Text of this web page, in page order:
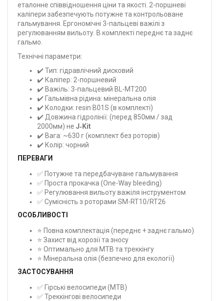
еталонне співвідношення ціни та якості. 2-поршневі
каліпери забезпечують потужне та контрольоване
гальмування. Ергономічні 3-пальцеві важілі з
регулюванням вильоту. В комплекті переднє та заднє
гальмо.
Технічні параметри:
✔️ Тип: гідравлічний дисковий
✔️ Каліпер: 2-поршневий
✔️ Важіль: 3-пальцевий BL-MT200
✔️ Гальмівна рідина: мінеральна олія
✔️ Колодки: resin B01S (в комплекті)
✔️ Довжина гідролінії: (перед 850мм / зад
2000мм) не J‑Kit
✔️ Вага: ~630 г (комплект без роторів)
✔️ Колір: чорний
ПЕРЕВАГИ
✅ Потужне та передбачуване гальмування
✅ Проста прокачка (One-Way bleeding)
✅ Регулювання вильоту важіля інструментом
✅ Сумісність з роторами SM-RT10/RT26
ОСОБЛИВОСТІ
⭐ Повна комплектація (переднє + заднє гальмо)
⭐ Захист від корозії та зносу
⭐ Оптимально для MTB та треккінгу
⭐ Мінеральна олія (безпечно для екології)
ЗАСТОСУВАННЯ
✅ Гірські велосипеди (MTB)
✅ Треккінгові велосипеди